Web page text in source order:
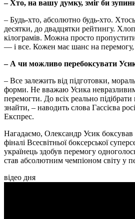
– Хто, на вашу думку, зміг би
– Будь-хто, абсолютно будь-хто.
десятки, до двадцятки рейтингу.
кілограмів. Можна просто
— і все. Кожен має шанс на перемогу,
– А чи можливо перебоксувати
– Все залежить від підготовки,
форми. Не вважаю Усика
перемогти. До всіх реально підібрати
знайти, – наводить слова Гассієва
Експрес.
Нагадаємо, Олександр Усик боксував
фіналі Всесвітньої боксерської
українець здобув перемогу
став абсолютним чемпіоном світу у
відео дня